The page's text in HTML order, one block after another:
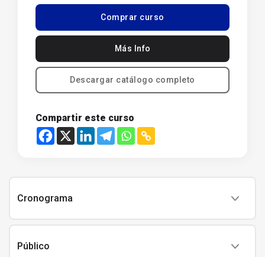
Comprar curso
Más Info
Descargar catálogo completo
Compartir este curso
Cronograma
Público